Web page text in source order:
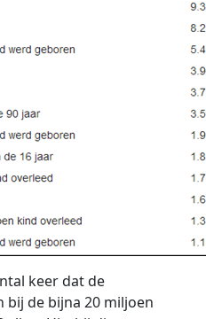
keer dat de
bij de bijna 20 miljoen